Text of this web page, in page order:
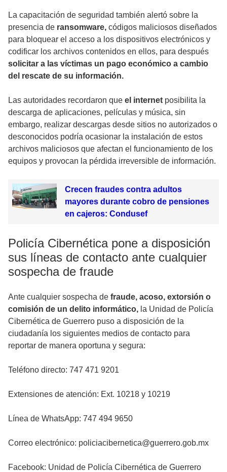
La capacitación de seguridad también alertó sobre la
presencia de ransomware, códigos maliciosos diseñados
para bloquear el acceso a los dispositivos electrónicos y
codificar los archivos contenidos en ellos, para después
solicitar a las víctimas un pago económico a cambio
del rescate de su información.
Las autoridades recordaron que el internet posibilita la
descarga de aplicaciones, películas y música, sin
embargo, realizar descargas desde sitios no autorizados o
desconocidos podría ocasionar la instalación de estos
archivos maliciosos que afectan el funcionamiento de los
equipos y provocan la pérdida irreversible de información.
Crecen fraudes contra adultos
mayores durante cobro de pensiones
en cajeros: Condusef
Policía Cibernética pone a disposición
sus líneas de contacto ante cualquier
sospecha de fraude
Ante cualquier sospecha de fraude, acoso, extorsión o
comisión de un delito informático, la Unidad de Policía
Cibernética de Guerrero puso a disposición de la
ciudadanía los siguientes medios de contacto para
reportar de manera oportuna y segura:
Teléfono directo: 747 471 9201
Extensiones de atención: Ext. 10218 y 10219
Línea de WhatsApp: 747 494 9650
Correo electrónico: policiacibernetica@guerrero.gob.mx
Facebook: Unidad de Policía Cibernética de Guerrero